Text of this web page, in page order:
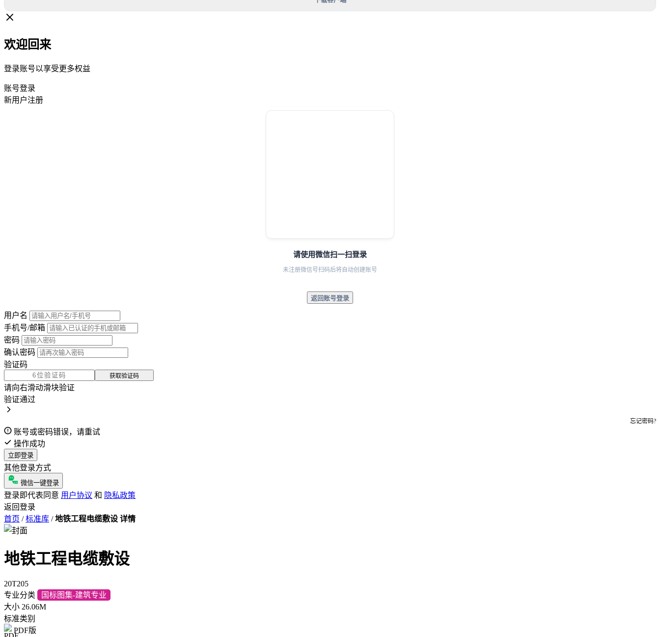
欢迎回来
登录账号以享受更多权益
账号登录
新用户注册
请使用微信扫一扫登录
未注册微信号扫码后将自动创建账号
返回账号登录
用户名
手机号/邮箱
密码
确认密码
验证码
获取验证码
请向右滑动滑块验证
验证通过
忘记密码?
账号或密码错误，请重试
操作成功
立即登录
其他登录方式
微信一键登录
登录即代表同意 用户协议 和 隐私政策
返回登录
首页 / 标准库 / 地铁工程电缆敷设 详情
地铁工程电缆敷设
20T205
专业分类
国标图集-建筑专业
大小 26.06M
标准类别
PDF版